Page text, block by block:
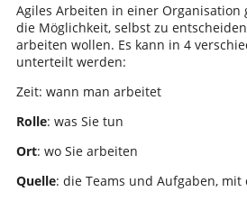
Agiles Arbeiten in einer
die Möglichkeit, selbst zu
arbeiten wollen. Es kann in 4
unterteilt werden:
Zeit: wann man arbeitet
Rolle: was Sie tun
Ort: wo Sie arbeiten
Quelle: die Teams und Aufgaben, mit